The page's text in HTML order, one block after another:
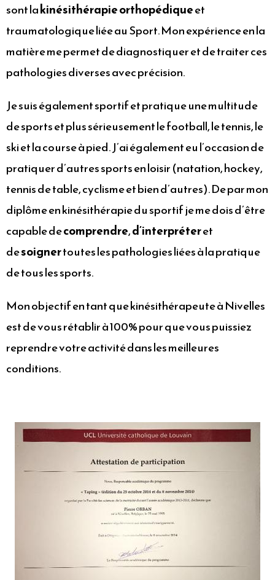
sont lakinésithérapie orthopédiqueet
traumatologique liée au Sport. Mon expérience en la
matière me permet de diagnostiquer et de traiter ces
pathologies diverses avec précision.
Je suis également sportif et pratique une multitude
de sports et plus sérieusement le football, le tennis, le
ski et la course à pied. J’ai également eu l’occasion de
pratiquer d’autres sports en loisir (natation, hockey,
tennis de table, cyclisme et bien d’autres). De par mon
diplôme en kinésithérapie du sportif je me dois d’être
capable decomprendre,d’interpréteret
desoignertoutes les pathologies liées à la pratique
de tous les sports.
Mon objectif en tant que kinésithérapeute à Nivelles
est de vous rétablir à 100% pour que vous puissiez
reprendre votre activité dans les meilleures
conditions.